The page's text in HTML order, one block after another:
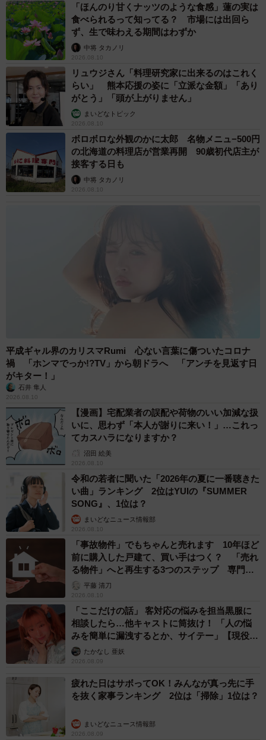
「ほんのり甘くナッツのような食感」蓮の実は
食べられるって知ってる？ 市場には出回ら
ず、生で味わえる期間はわずか
中将 タカノリ
2026.08.10
リュウジさん「料理研究家に出来るのはこれく
らい」 熊本応援の姿に「立派な金額」「あり
がとう」「頭が上がりません」
まいどなトピック
2026.08.10
ボロボロな外観のかに太郎 名物メニュ−500円
の北海道の料理店が営業再開 90歳初代店主が
接客する日も
中将 タカノリ
2026.08.10
平成ギャル界のカリスマRumi 心ない言葉に傷ついたコロナ
禍 「ホンマでっか!?TV」から朝ドラへ 「アンチを見返す日
がキター！」
石井 隼人
2026.08.10
【漫画】宅配業者の誤配や荷物のいい加減な扱
いに、思わず「本人が謝りに来い！」…これっ
てカスハラになりますか？
沼田 絵美
2026.08.10
令和の若者に聞いた「2026年の夏に一番聴きた
い曲」ランキング 2位はYUIの『SUMMER
SONG』、1位は？
まいどなニュース情報部
2026.08.10
「事故物件」でもちゃんと売れます 10年ほど
前に購入した戸建て、買い手はつく？ 「売れ
る物件」へと再生する3つのステップ 専門家
が解説平藤 清刀
2026.08.10
「ここだけの話」 客対応の悩みを担当黒服に
相談したら…他キャストに筒抜け！ 「人の悩
みを簡単に漏洩するとか、サイテー」【現役キ
ャストに取材】
たかなし 亜妖
2026.08.09
疲れた日はサボってOK！みんなが真っ先に手
を抜く家事ランキング 2位は「掃除」1位は？
まいどなニュース情報部
2026.08.09